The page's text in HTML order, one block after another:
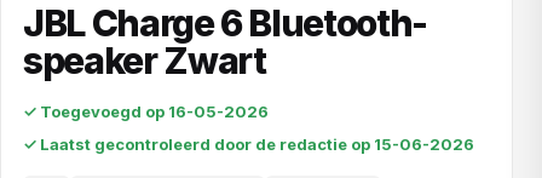
JBL Charge 6 Bluetooth-
speaker Zwart
✓ Toegevoegd op 16-05-2026
✓ Laatst gecontroleerd door de redactie op 15-06-2026